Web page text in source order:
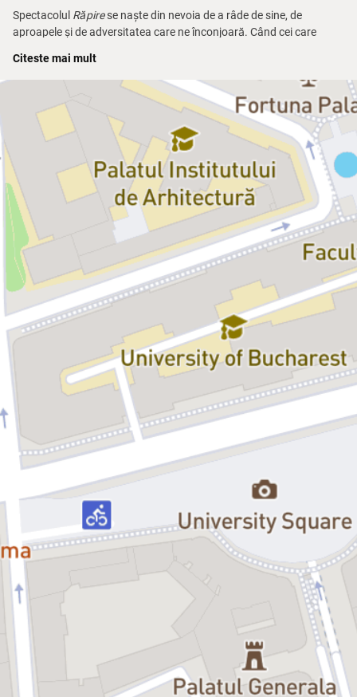
Spectacolul Răpirese naște din nevoia de a râde de sine, de
aproapele și de adversitatea care ne înconjoară. Când cei care
mai rămâne nimic de făcut decât să luăm măsuri în acest sens.
Paco, protagonistul nostru, în încercarea disperată de a-și salva
locul de muncă și pentru a evita să-și piardă casa, hotărăște să ia
măsuri extreme, devenind astfel un justițiar, ca Charles Bronson, ca
Batman… Dar Paco nu este nici Charles Bronson, nici Batman, Paco
este doar Paco… un măcelar din piața Latină… este doar un
personaj în spumoasa comedie Răpire, scrisă de Fran Nortes. Iar
noi, la finalul spectacolului, nu avem de ales decât să râdem, să ne
bucurăm, să acceptăm cine suntem și să avem încredere că totul va
fi bine.
Citeste mai mult